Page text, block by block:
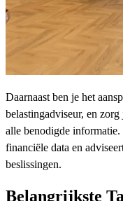
Daarnaast ben je het
belastingadviseur, en
alle benodigde informatie.
financiële data en
beslissingen.
Belangrijkste